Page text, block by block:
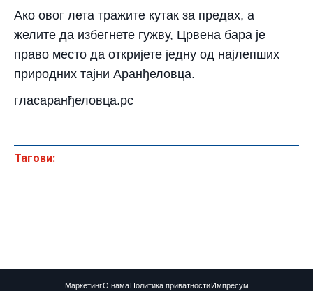
Ако овог лета тражите кутак за предах, а
желите да избегнете гужву, Црвена бара је
право место да откријете једну од најлепших
природних тајни Аранђеловца.
гласаранђеловца.рс
Тагови:
МаркетингО нама Политика приватности Импресум